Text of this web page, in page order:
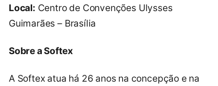
Local: Centro de Convenções Ulysses
Guimarães – Brasília
Sobre a Softex
A Softex atua há 26 anos na concepção e na